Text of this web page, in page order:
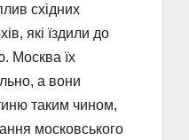
східних
які їздили до
Москва їх
а вони
таким чином,
московського